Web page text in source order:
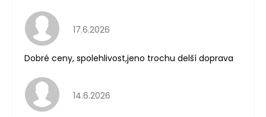
Hodnocení obchodu je 5 z 5 hvězdiček.
17.6.2026
Dobré ceny, spolehlivost,jeno trochu delší doprava
Hodnocení obchodu je 5 z 5 hvězdiček.
14.6.2026